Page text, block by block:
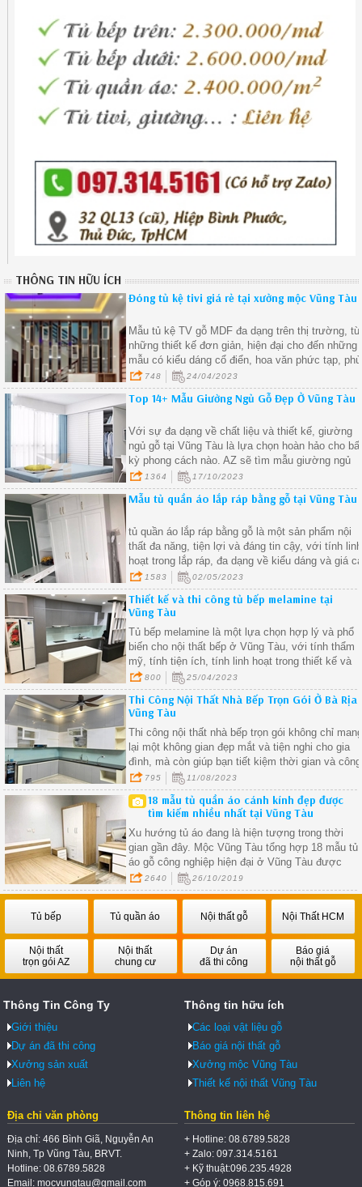
THÔNG TIN HỮU ÍCH
Đóng tủ kệ tivi giá rẻ tại xưởng mộc Vũng Tàu
Mẫu tủ kệ TV gỗ MDF đa dạng trên thị trường, từ
những thiết kế đơn giản, hiện đại cho đến những
mẫu có kiểu dáng cổ điển, hoa văn phức tạp, phù
hợp với mọi phong cách nội thất.
748 24/04/2023
Top 14+ Mẫu Giường Ngủ Gỗ Đẹp Ở Vũng Tàu
Với sự đa dạng về chất liệu và thiết kế, giường
ngủ gỗ tại Vũng Tàu là lựa chọn hoàn hảo cho
kỳ phong cách nào. AZ sẽ tìm mẫu giường ngủ
gỗ ưng ý cho căn phòng của bạn và biến nó
thành nơi thư giãn và đẹp đẽ.
1364 17/10/2023
Mẫu tủ quần áo lắp ráp bằng gỗ tại Vũng Tàu
tủ quần áo lắp ráp bằng gỗ là một sản phẩm nội
thất đa năng, tiện lợi và đáng tin cậy, với tính linh
hoạt trong lắp ráp, đa dạng về kiểu dáng và giá
phải chăng, tủ quần áo lắp ráp bằng gỗ đã trở
thành sự lựa chọn hàng đầu của nhiều gia đình
trong việc trang trí không gian sống của mình
1583 02/05/2023
Thiết kế và thi công tủ bếp melamine tại
Vũng Tàu
Tủ bếp melamine là một lựa chọn hợp lý và phổ
biến cho nội thất bếp ở Vũng Tàu, với tính thẩm
mỹ, tính tiện ích, tính linh hoạt trong thiết kế và
tính kinh tế, tủ bếp melamine đáp ứng được nhu
cầu của người dùng và mang lại vẻ đẹp hiện đại,
tiện nghi và tiết kiệm cho căn bếp của bạn.
800 25/04/2023
Thi Công Nội Thất Nhà Bếp Trọn Gói Ở Bà Rịa
Vũng Tàu
Thi công nội thất nhà bếp trọn gói không chỉ
lại một không gian đẹp mắt và tiện nghi cho gia
đình, mà còn giúp bạn tiết kiệm thời gian và công
sức trong quá trình thi công
795 11/08/2023
18 mẫu tủ quần áo cánh kính đẹp được
tìm kiếm nhiều nhất tại Vũng Tàu
Xu hướng tủ áo đang là hiện tượng trong thời
gian gần đây. Mộc Vũng Tàu tổng hợp 18 mẫu tủ
áo gỗ công nghiệp hiện đại ở Vũng Tàu được
quan tâm nhất.
2640 26/10/2019
Tủ bếp Tủ quần áo Nội thất gỗ Nội Thất HCM
Nội thất
trọn gói AZ
Nội thất
chung cư
Dự án
đã thi công
Báo giá
nội thất gỗ
Thông Tin Công Ty
Giới thiệu
Dự án đã thi công
Xưởng sản xuất
Liên hệ
Thông tin hữu ích
Các loại vật liệu gỗ
Báo giá nội thất gỗ
Xưởng mộc Vũng Tàu
Thiết kế nội thất Vũng Tàu
Địa chỉ văn phòng
Địa chỉ: 466 Bình Giã, Nguyễn An
Ninh, Tp Vũng Tàu, BRVT.
Hotline: 08.6789.5828
Email: mocvungtau@gmail.com
Thông tin liên hệ
+ Hotline: 08.6789.5828
+ Zalo: 097.314.5161
+ Kỹ thuật:096.235.4928
+ Góp ý: 0968.815.691